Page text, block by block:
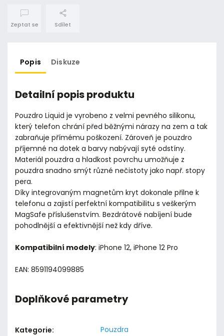
Zeptat se Sdílet
Popis Diskuze
Detailní popis produktu
Pouzdro Liquid je vyrobeno z velmi pevného silikonu,
který telefon chrání před běžnými nárazy na zem a tak
zabraňuje přímému poškození. Zároveň je pouzdro
příjemné na dotek a barvy nabývají syté odstíny.
Materiál pouzdra a hladkost povrchu umožňuje z
pouzdra snadno smýt různé nečistoty jako např. stopy
pera.
Díky integrovaným magnetům kryt dokonale přilne k
telefonu a zajistí perfektní kompatibilitu s veškerým
MagSafe příslušenstvím. Bezdrátové nabíjení bude
pohodlnější a efektivnější než kdy dříve.
Kompatibilní modely: iPhone 12, iPhone 12 Pro
EAN: 8591194099885
Doplňkové parametry
Kategorie:
Pouzdra